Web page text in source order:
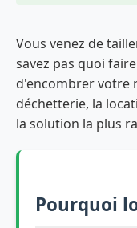
Vous venez de
savez pas quoi
d'encombrer votre
déchetterie, la
la solution la plus
Pourquoi